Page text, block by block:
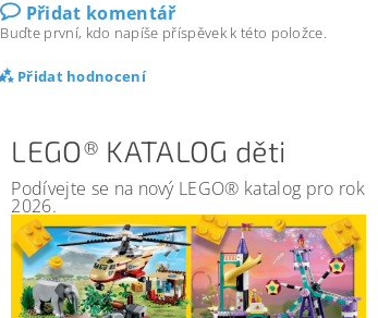
Přidat komentář
Buďte první, kdo napíše příspěvek k této položce.
Přidat hodnocení
LEGO® KATALOG děti
Podívejte se na nový LEGO® katalog pro rok
2026.